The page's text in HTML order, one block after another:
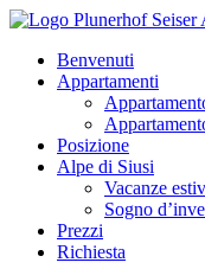
Benvenuti
Appartamenti
Posizione
Alpe di Siusi
Vacanze
Sogno
Prezzi
Richiesta